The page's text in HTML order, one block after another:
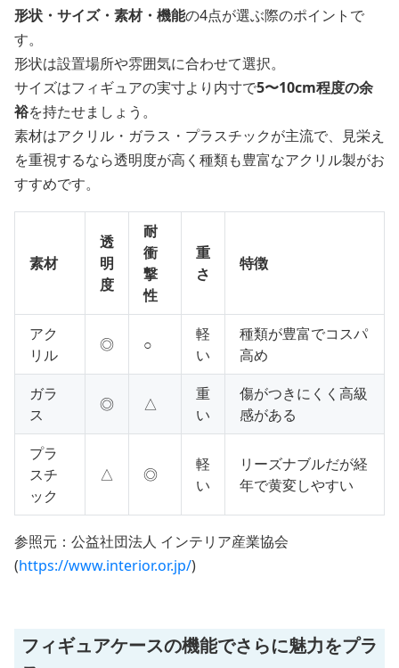
形状・サイズ・素材・機能の4点が選ぶ際のポイントで
す。
形状は設置場所や雰囲気に合わせて選択。
サイズはフィギュアの実寸より内寸で5〜10cm程度の余
裕を持たせましょう。
素材はアクリル・ガラス・プラスチックが主流で、見栄え
を重視するなら透明度が高く種類も豊富なアクリル製がお
すすめです。
素材
透
明
度
耐
衝
撃
性
重
さ
特徴
アク
リル
◎ ○
軽
い
種類が豊富でコスパ
高め
ガラ
ス
◎ △
重
い
傷がつきにくく高級
感がある
プラ
スチ
ック
△ ◎
軽
い
リーズナブルだが経
年で黄変しやすい
参照元：公益社団法人 インテリア産業協会
(https://www.interior.or.jp/)
フィギュアケースの機能でさらに魅力をプラ